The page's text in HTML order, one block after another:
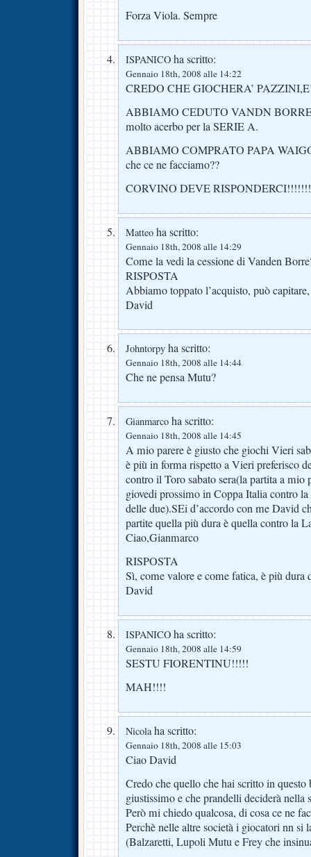
Forza Viola. Sempre
ISPANICO ha scritto:
Gennaio 18th, 2008 alle 14:22
CREDO CHE GIOCHERA’
ABBIAMO CEDUTO VANDN
molto acerbo per la SERIE A.
ABBIAMO COMPRATO PAPA
che ce ne facciamo??
CORVINO DEVE RISPONDERCI!!!!!!!
Matteo ha scritto:
Gennaio 18th, 2008 alle 14:29
Come la vedi la cessione di Vanden
RISPOSTA
Abbiamo toppato l’acquisto, può
David
Johntorpy ha scritto:
Gennaio 18th, 2008 alle 14:44
Che ne pensa Mutu?
Gianmarco ha scritto:
Gennaio 18th, 2008 alle 14:45
A mio parere è giusto che giochi Vieri
è più in forma rispetto a Vieri preferisco
contro il Toro sabato sera(la partita a mio
giovedi prossimo in Coppa Italia contro
delle due).SEi d’accordo con me David
partite quella più dura è quella contro la
Ciao,Gianmarco
RISPOSTA
Sì, come valore e come fatica, è più
David
ISPANICO ha scritto:
Gennaio 18th, 2008 alle 14:59
SESTU FIORENTINU!!!!!
MAH!!!!
Nicolaha scritto:
Gennaio 18th, 2008 alle 15:03
Ciao David
Credo che quello che hai scritto in questo
giustissimo e che prandelli deciderà nella
Però mi chiedo qualcosa, di cosa ce ne
Perchè nelle altre società i giocatori nn si
(Balzaretti, Lupoli Mutu e Frey che